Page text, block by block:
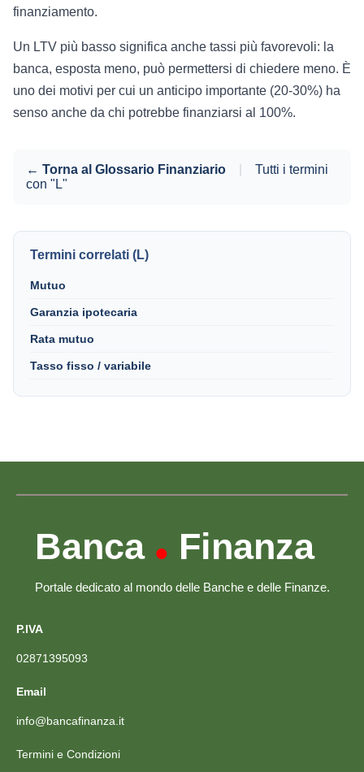
finanziamento.
Un LTV più basso significa anche tassi più favorevoli: la
banca, esposta meno, può permettersi di chiedere meno. È
uno dei motivi per cui un anticipo importante (20-30%) ha
senso anche da chi potrebbe finanziarsi al 100%.
← Torna al Glossario Finanziario
Tutti i termini
con "L"
Termini correlati (L)
Mutuo
Garanzia ipotecaria
Rata mutuo
Tasso fisso / variabile
Banca • Finanza
Portale dedicato al mondo delle Banche e delle Finanze.
P.IVA
02871395093
Email
info@bancafinanza.it
Termini e Condizioni